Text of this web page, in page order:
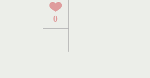
0